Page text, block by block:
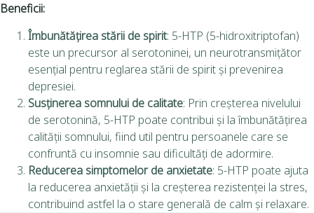
Beneficii:
Îmbunătățirea stării de spirit: 5-HTP (5-hidroxitriptofan)
este un precursor al serotoninei, un neurotransmițător
esențial pentru reglarea stării de spirit și prevenirea
depresiei.
Susținerea somnului de calitate: Prin creșterea nivelului
de serotonină, 5-HTP poate contribui și la îmbunătățirea
calității somnului, fiind util pentru persoanele care se
confruntă cu insomnie sau dificultăți de adormire.
Reducerea simptomelor de anxietate: 5-HTP poate ajuta
la reducerea anxietății și la creșterea rezistenței la stres,
contribuind astfel la o stare generală de calm și relaxare.